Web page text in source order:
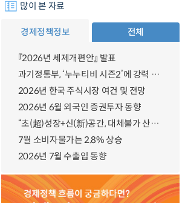
많이 본 자료
경제정책정보 전체
『2026년 세제개편안』 발표
과기정통부, ‘누누티비 시즌2’에 강력 대응 의지 밝혀
2026년 한국 주식시장 여건 및 전망
2026년 6월 외국인 증권투자 동향
“초(超)성장+신(新)공간, 대체불가 산업강국”
7월 소비자물가는 2.8% 상승
2026년 7월 수출입 동향